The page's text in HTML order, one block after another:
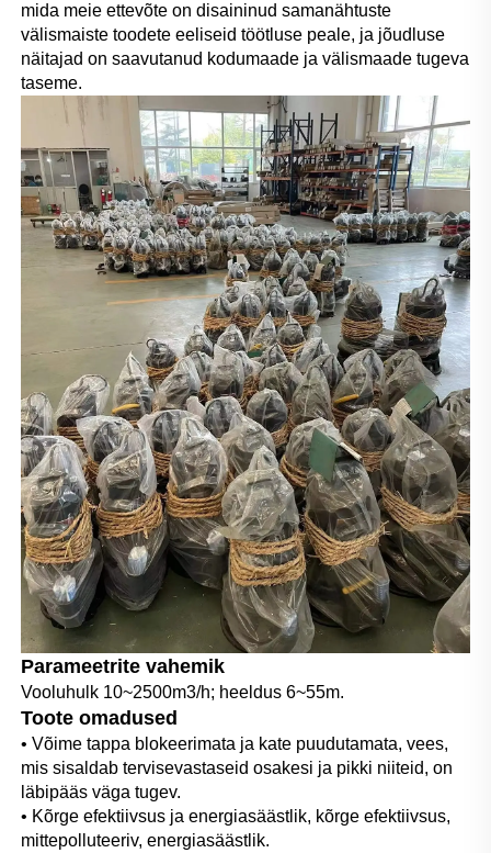
mida meie ettevõte on disaininud samanähtuste
välismaiste toodete eeliseid töötluse peale, ja jõudluse
näitajad on saavutanud kodumaade ja välismaade tugeva
taseme.
Parameetrite vahemik
Vooluhulk 10~2500m3/h; heeldus 6~55m.
Toote omadused
• Võime tappa blokeerimata ja kate puudutamata, vees,
mis sisaldab tervisevastaseid osakesi ja pikki niiteid, on
läbipääs väga tugev.
• Kõrge efektiivsus ja energiasäästlik, kõrge efektiivsus,
mittepolluteeriv, energiasäästlik.